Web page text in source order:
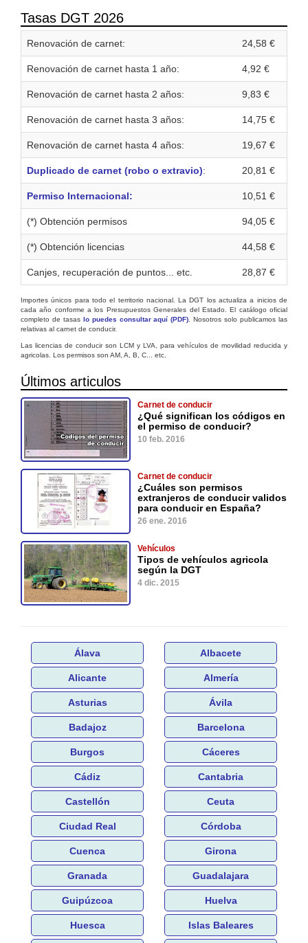
Tasas DGT 2026
Renovación de carnet: 24,58 €
Renovación de carnet hasta 1 año: 4,92 €
Renovación de carnet hasta 2 años: 9,83 €
Renovación de carnet hasta 3 años: 14,75 €
Renovación de carnet hasta 4 años: 19,67 €
Duplicado de carnet (robo o extravio): 20,81 €
Permiso Internacional: 10,51 €
(*) Obtención permisos 94,05 €
(*) Obtención licencias 44,58 €
Canjes, recuperación de puntos... etc. 28,87 €
Importes únicos para todo el territorio nacional. La DGT los actualiza a inicios de
cada año conforme a los Presupuestos Generales del Estado. El catálogo oficial
completo de tasas lo puedes consultar aquí (PDF) . Nosotros solo publicamos las
relativas al carnet de conducir.
Las licencias de conducir son LCM y LVA, para vehículos de movilidad reducida y
agricolas. Los permisos son AM, A, B, C... etc.
Últimos articulos
Carnet de conducir
¿Qué significan los códigos en
el permiso de conducir?
10 feb. 2016
Carnet de conducir
¿Cuáles son permisos
extranjeros de conducir validos
para conducir en España?
26 ene. 2016
Vehículos
Tipos de vehículos agricola
según la DGT
4 dic. 2015
Álava Albacete
Alicante Almería
Asturias Ávila
Badajoz Barcelona
Burgos Cáceres
Cádiz Cantabria
Castellón Ceuta
Ciudad Real Córdoba
Cuenca Girona
Granada Guadalajara
Guipúzcoa Huelva
Huesca Islas Baleares